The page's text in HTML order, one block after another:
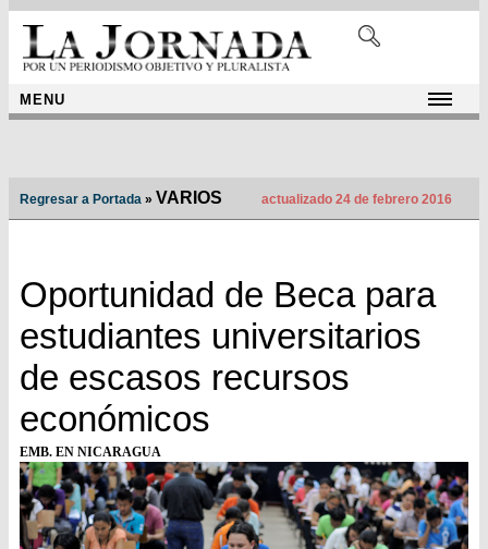
MENU
Regresar a Portada » VARIOS actualizado 24 de febrero 2016
Oportunidad de Beca para
estudiantes universitarios
de escasos recursos
económicos
EMB. EN NICARAGUA